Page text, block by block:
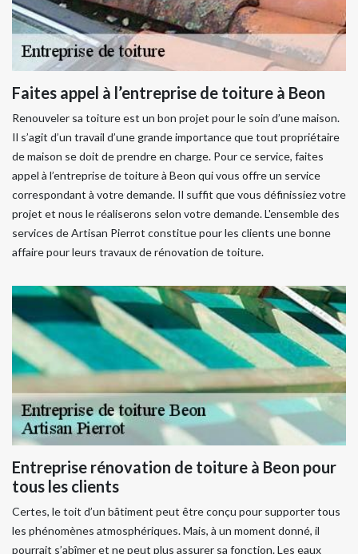
Faites appel à l’entreprise de toiture à Beon
Renouveler sa toiture est un bon projet pour le soin d’une maison.
Il s’agit d’un travail d’une grande importance que tout propriétaire
de maison se doit de prendre en charge. Pour ce service, faites
appel à l’entreprise de toiture à Beon qui vous offre un service
correspondant à votre demande. Il suffit que vous définissiez votre
projet et nous le réaliserons selon votre demande. L'ensemble des
services de Artisan Pierrot constitue pour les clients une bonne
affaire pour leurs travaux de rénovation de toiture.
Entreprise rénovation de toiture à Beon pour
tous les clients
Certes, le toit d’un bâtiment peut être conçu pour supporter tous
les phénomènes atmosphériques. Mais, à un moment donné, il
pourrait s’abîmer et ne peut plus assurer sa fonction. Les eaux